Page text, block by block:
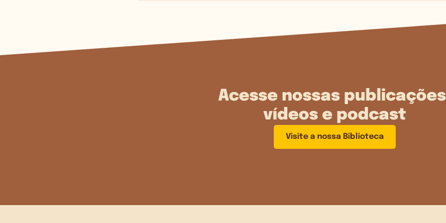
Acesse nossas
vídeos e podcast
Visite a nossa Biblioteca